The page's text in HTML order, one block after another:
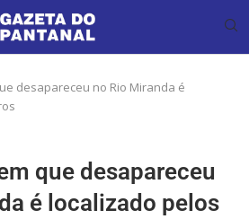
desapareceu no Rio Miranda é
que desapareceu
é localizado pelos